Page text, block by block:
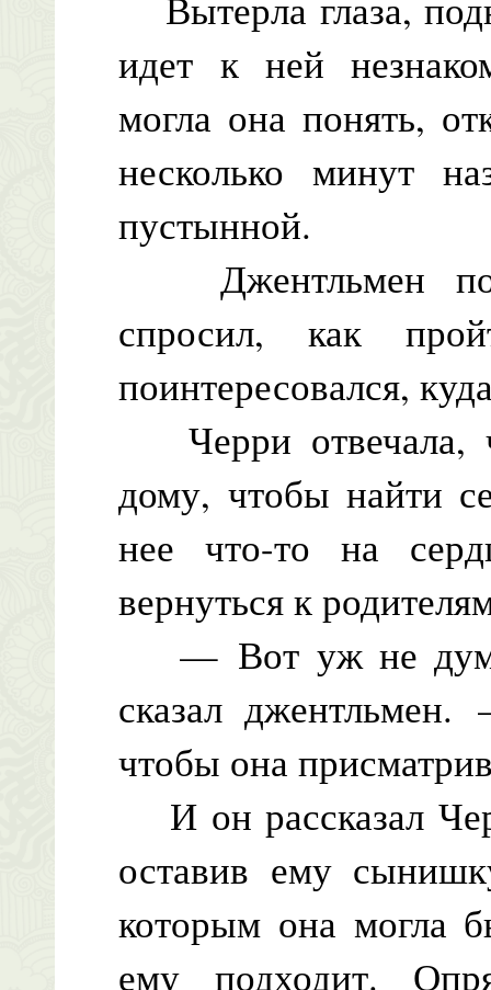
идет к ней
могла она понять,
несколько минут
пустынной.
Джентльмен
спросил, как
поинтересовался,
Черри отвечала,
дому, чтобы найти
нее что-то на
вернуться к
— Вот уж не
сказал
чтобы она
И он рассказал
оставив ему
которым она могла
ему подходит.